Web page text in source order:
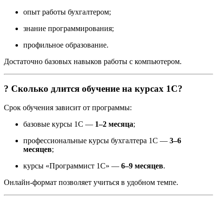
опыт работы бухгалтером;
знание программирования;
профильное образование.
Достаточно базовых навыков работы с компьютером.
? Сколько длится обучение на курсах 1С?
Срок обучения зависит от программы:
базовые курсы 1С — 1–2 месяца;
профессиональные курсы бухгалтера 1С — 3–6
месяцев;
курсы «Программист 1С» — 6–9 месяцев.
Онлайн-формат позволяет учиться в удобном темпе.